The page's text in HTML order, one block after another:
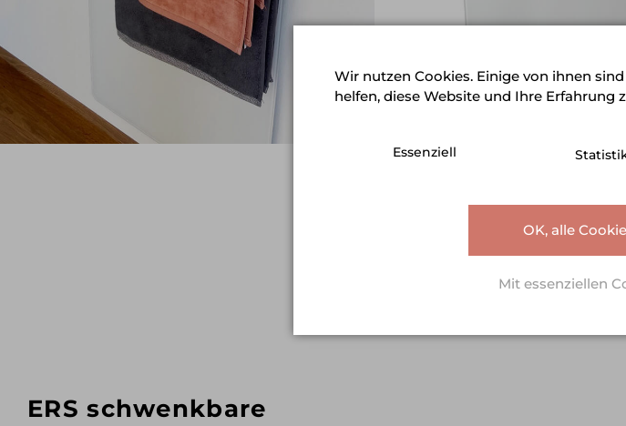
ERS schwenkbare
Wir nutzen Cookies. Einige von ihnen
helfen, diese Website und Ihre Erfahrung
Mit essenziellen
OK, alle
Essenziell